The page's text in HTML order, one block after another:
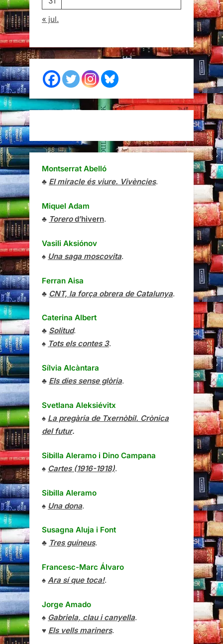
« jul.
Montserrat Abelló
♣ El miracle és viure. Vivències.
Miquel Adam
♣ Torerod’hivern.
Vasili Aksiónov
♠ Una saga moscovita.
Ferran Aisa
♣ CNT, la força obrera de Catalunya.
Caterina Albert
♣ Solitud.
♠ Tots els contes 3.
Sílvia Alcàntara
♣ Els dies sense glòria.
Svetlana Aleksiévitx
♠ La pregària de Txernòbil. Crònica
del futur.
Sibilla Aleramo i Dino Campana
♠ Cartes (1916-1918).
Sibilla Aleramo
♠ Una dona.
Susagna Aluja i Font
♣ Tres guineus.
Francesc-Marc Álvaro
♠ Ara sí que toca!.
Jorge Amado
♠ Gabriela, clau i canyella.
♥ Els vells mariners.